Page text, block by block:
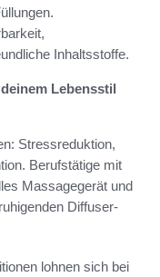
Inhaltsstoffe.
Lebensstil
Stressreduktion,
Berufstätige mit
Massagegerät und
Diffuser-
lohnen sich bei